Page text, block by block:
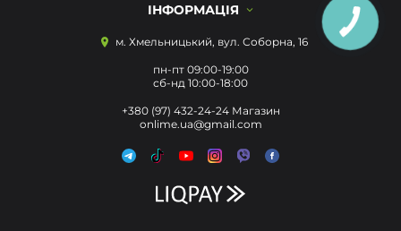
ІНФОРМАЦІЯ
м. Хмельницький, вул. Соборна, 16
пн-пт 09:00-19:00
сб-нд 10:00-18:00
+380 (97) 432-24-24 Магазин
onlime.ua@gmail.com